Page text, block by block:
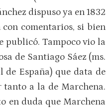
dispuso ya en 1832
comentarios, si bien
publicó. Tampoco vio la
de Santiago Sáez (ms.
España) que data de
tanto a la de Marchena.
en duda que Marchena